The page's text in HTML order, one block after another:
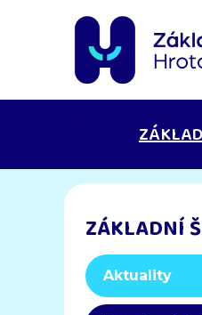
ZÁKLADNÍ
Aktuality